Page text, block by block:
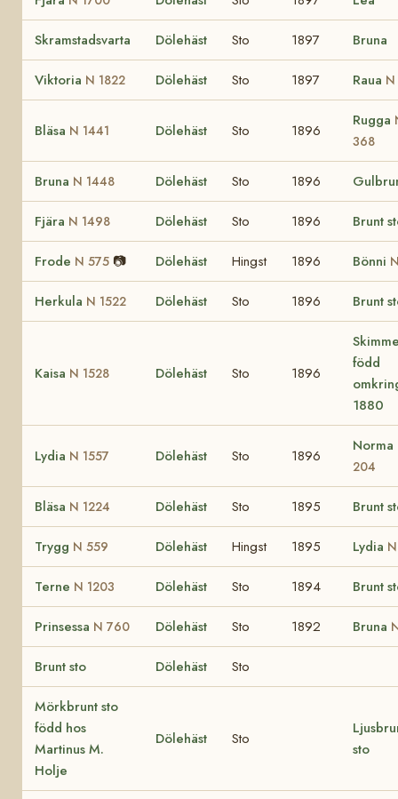
Skramstadsvarta Dölehäst Sto 1897 Bruna
Viktoria N 1822 Dölehäst Sto 1897 Raua
Bläsa N 1441 Dölehäst Sto 1896
Rugga
368
Bruna N 1448 Dölehäst Sto 1896
Fjära N 1498 Dölehäst Sto 1896 Brunt
Frode N 575 📷 Dölehäst Hingst 1896 Bönni
Herkula N 1522 Dölehäst Sto 1896 Brunt
Kaisa N 1528 Dölehäst Sto 1896
född
1880
Lydia N 1557 Dölehäst Sto 1896
Norma
204
Bläsa N 1224 Dölehäst Sto 1895 Brunt
Trygg N 559 Dölehäst Hingst 1895 Lydia
Terne N 1203 Dölehäst Sto 1894 Brunt
Prinsessa N 760 Dölehäst Sto 1892 Bruna
Brunt sto Dölehäst Sto
Mörkbrunt sto
född hos
Martinus M.
Holje
Dölehäst Sto
sto